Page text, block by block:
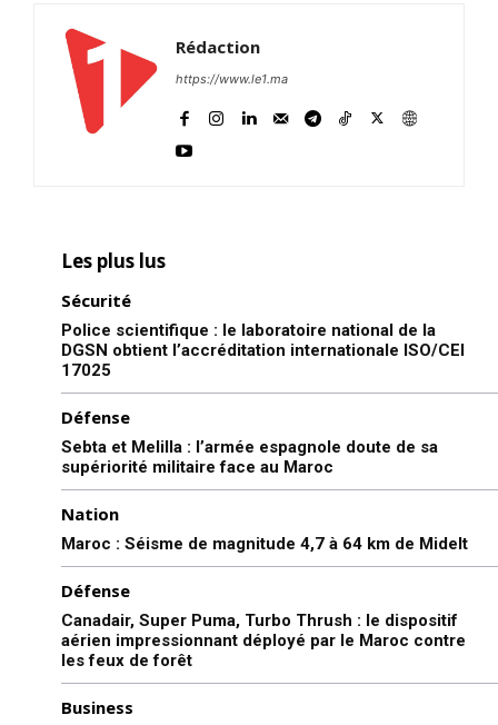
Rédaction
https://www.le1.ma
Les plus lus
Sécurité
Police scientifique : le laboratoire national de la
DGSN obtient l’accréditation internationale ISO/CEI
17025
Défense
Sebta et Melilla : l’armée espagnole doute de sa
supériorité militaire face au Maroc
Nation
Maroc : Séisme de magnitude 4,7 à 64 km de Midelt
Défense
Canadair, Super Puma, Turbo Thrush : le dispositif
aérien impressionnant déployé par le Maroc contre
les feux de forêt
Business